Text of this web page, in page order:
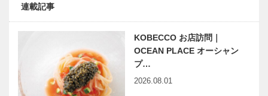
連載記事
KOBECCO お店訪問｜
OCEAN PLACE オーシャン
プ…
2026.08.01